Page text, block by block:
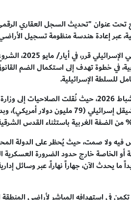
عنوان "تحديث السجل العقاري
عبر إعادة هندسة منظومة تسجيل
وأشارت إلى أن
في خطوة تهدف إلى استكمال الضم
للسلطة الإسرائيلية.
وقد بدأ العمل بالنظام في 15 فبراير/شباط 2026، حيث
الإسرائيلية، وخُصص له 244 مليون شيقل
فيه ولا صمت، حيث يُحظر على الدولة
أو الخاصة خارج حدود الضرورة العسكرية
ما يحدث الآن، جهاراً نهاراً، عبر وسائل
تكمن في استهدافه المباشر لأراضي